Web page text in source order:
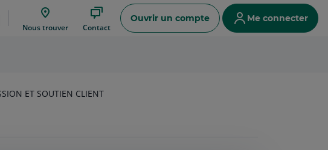
Nous trouver Contact
Ouvrir un compte Me connecter
ET SOUTIEN CLIENT